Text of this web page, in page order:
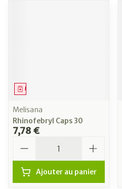
Médicament
Melisana
Rhinofebryl Caps 30
7,78 €
Ajouter au panier